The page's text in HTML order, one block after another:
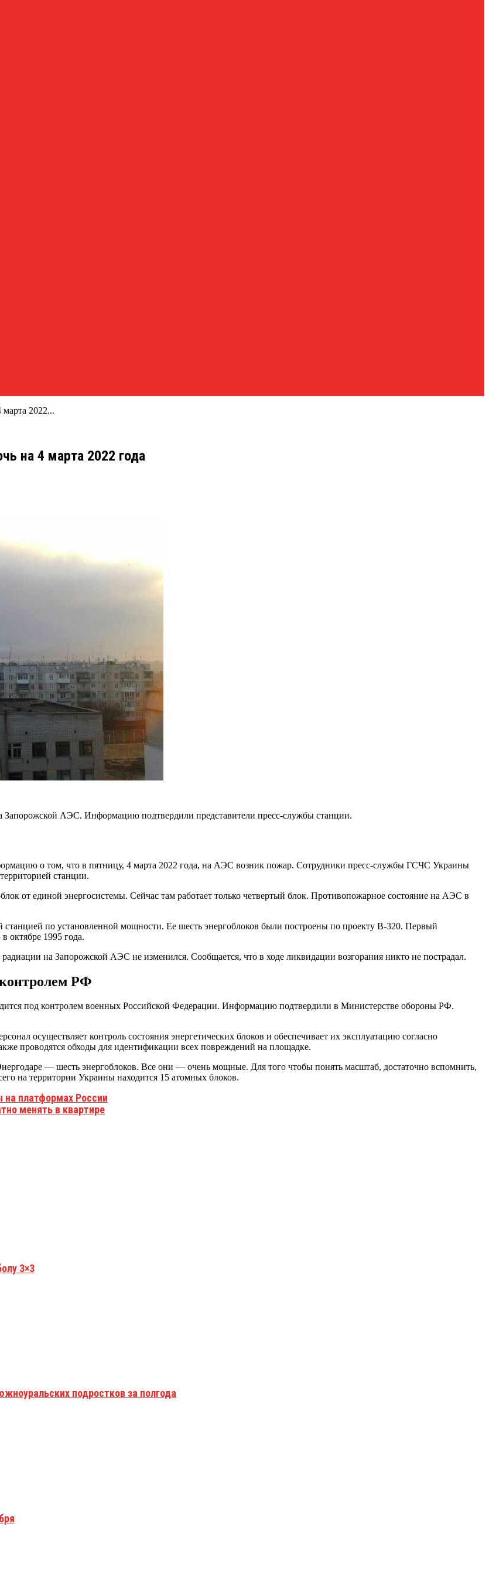
2022...
на 4 марта 2022 года
Запорожской АЭС. Информацию подтвердили представители пресс-службы станции.
о том, что в пятницу, 4 марта 2022 года, на АЭС возник пожар. Сотрудники пресс-службы ГСЧС Украины
станции.
от единой энергосистемы. Сейчас там работает только четвертый блок. Противопожарное состояние на АЭС в
по установленной мощности. Ее шесть энергоблоков были построены по проекту В-320. Первый
октябре 1995 года.
на Запорожской АЭС не изменился. Сообщается, что в ходе ликвидации возгорания никто не пострадал.
РФ
под контролем военных Российской Федерации. Информацию подтвердили в Министерстве обороны РФ.
осуществляет контроль состояния энергетических блоков и обеспечивает их эксплуатацию согласно
проводятся обходы для идентификации всех повреждений на площадке.
— шесть энергоблоков. Все они — очень мощные. Для того чтобы понять масштаб, достаточно вспомнить,
на территории Украины находится 15 атомных блоков.
платформах России
менять в квартире
3×3
подростков за полгода